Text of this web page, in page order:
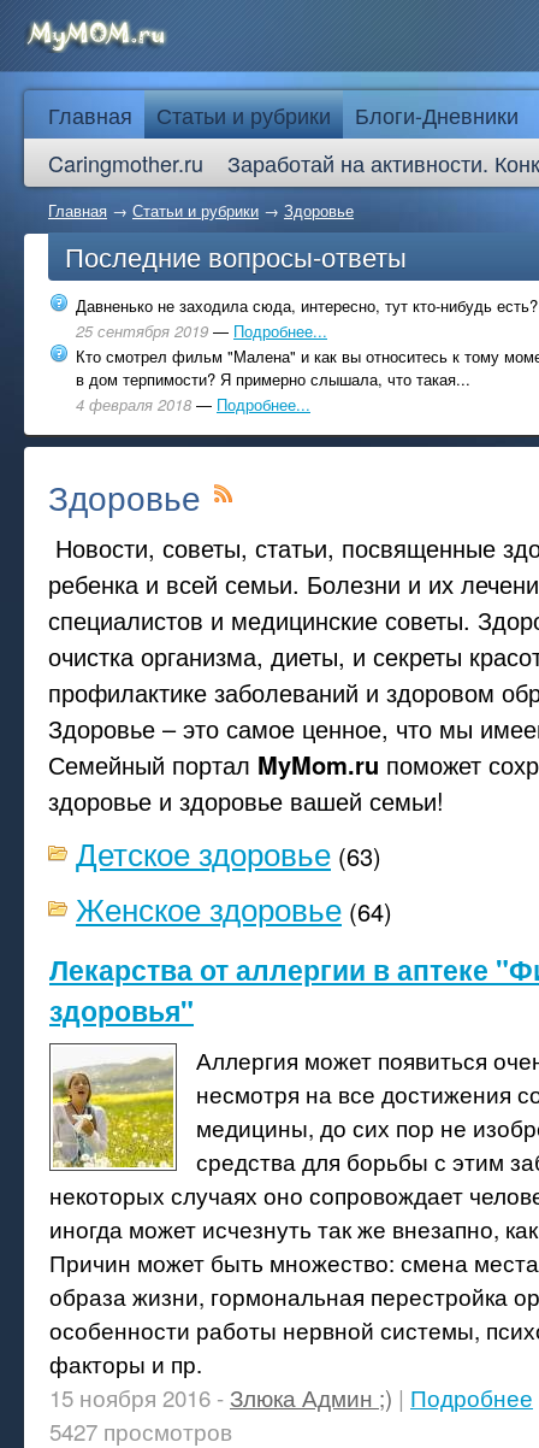
Главная Статьи и рубрики
Блоги-Дневники
Caringmother.ru
Заработай на активности.
Главная → Статьи и рубрики → Здоровье
Последние вопросы-ответы
Давненько не заходила сюда, интересно, тут кто-нибудь есть?
25 сентября 2019 — Подробнее...
Кто смотрел фильм "Малена" и как вы относитесь к тому
в дом терпимости? Я примерно слышала, что такая...
4 февраля 2018 — Подробнее...
Здоровье
Новости, советы, статьи, посвященные
ребенка и всей семьи. Болезни и их
специалистов и медицинские советы.
очистка организма, диеты, и секреты
профилактике заболеваний и здоровом
Здоровье – это самое ценное, что мы
Семейный портал MyMom.ru поможет
здоровье и здоровье вашей семьи!
Детское здоровье (63)
Женское здоровье (64)
Лекарства от аллергии в аптеке
здоровья"
Аллергия может появиться
несмотря на все достижения
медицины, до сих пор не
средства для борьбы с этим
некоторых случаях оно сопровождает
иногда может исчезнуть так же внезапно,
Причин может быть множество: смена
образа жизни, гормональная перестройка
особенности работы нервной системы,
факторы и пр.
15 ноября 2016 - Злюка Админ ;) | Подробнее
5427 просмотров